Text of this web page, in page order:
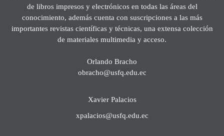
de libros impresos y electrónicos en todas las áreas del
conocimiento, además cuenta con suscripciones a las más
importantes revistas científicas y técnicas, una extensa colección
de materiales multimedia y acceso.
Orlando Bracho
obracho@usfq.edu.ec
Xavier Palacios
xpalacios@usfq.edu.ec